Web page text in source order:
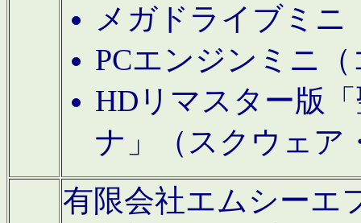
メガドライブミニ
PCエンジンミニ
HDリマスター版
ナ」（スクウェア
有限会社エムシーエ